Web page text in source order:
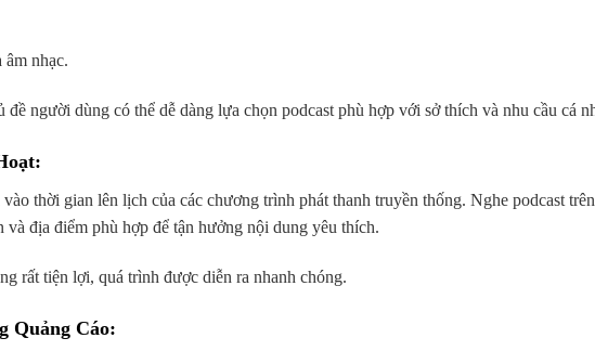
nhạc.
người dùng có thể dễ dàng lựa chọn podcast phù hợp với sở thích và nhu cầu cá
thời gian lên lịch của các chương trình phát thanh truyền thống. Nghe podcast
địa điểm phù hợp để tận hưởng nội dung yêu thích.
rất tiện lợi, quá trình được diễn ra nhanh chóng.
Quảng Cáo: